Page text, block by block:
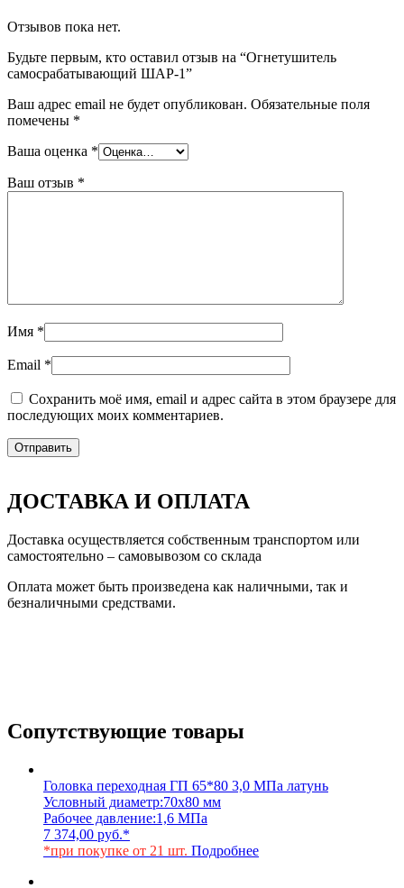
Отзывов пока нет.
Будьте первым, кто оставил отзыв на “Огнетушитель
самосрабатывающий ШАР-1”
Ваш адрес email не будет опубликован. Обязательные поля
помечены *
Ваша оценка *
Ваш отзыв *
Имя *
Email *
Сохранить моё имя, email и адрес сайта в этом браузере для
последующих моих комментариев.
ДОСТАВКА И ОПЛАТА
Доставка осуществляется собственным транспортом или
самостоятельно – самовывозом со склада
Оплата может быть произведена как наличными, так и
безналичными средствами.
Сопутствующие товары
Головка переходная ГП 65*80 3,0 МПа латунь
Условный диаметр:70х80 мм
Рабочее давление:1,6 МПа
7 374,00 руб.*
*при покупке от 21 шт. Подробнее